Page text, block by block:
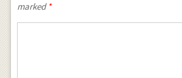
marked *